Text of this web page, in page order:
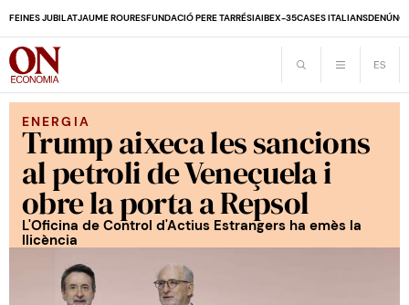
FEINES JUBILATJAUME ROURESFUNDACIÓ PERE TARRÉSIAIBEX-35CASES ITALIANS
ENERGIA
Trump aixeca les sancions
al petroli de Veneçuela i
obre la porta a Repsol
L'Oficina de Control d'Actius Estrangers ha emès la
llicència